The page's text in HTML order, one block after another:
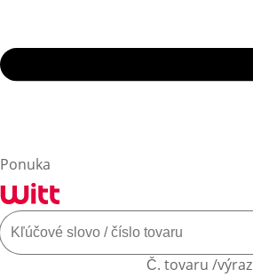
Ponuka
Č. tovaru /výraz